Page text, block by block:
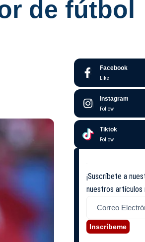
de fútbol
Facebook
Like
Instagram
Follow
Tiktok
Follow
¡Suscríbete a
nuestros artículos
Inscríbeme